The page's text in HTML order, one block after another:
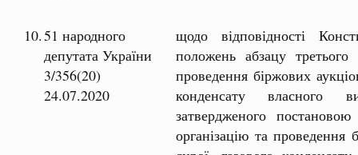
10.51 народного
депутата України
3/356(20)
24.07.2020
щодо відповідності
положень абзацу
проведення біржових
конденсату власного
затвердженого
організацію та